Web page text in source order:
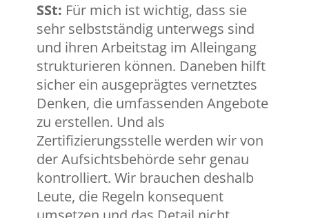
SSt: Für mich ist wichtig, dass sie
sehr selbstständig unterwegs sind
und ihren Arbeitstag im Alleingang
strukturieren können. Daneben hilft
sicher ein ausgeprägtes vernetztes
Denken, die umfassenden Angebote
zu erstellen. Und als
Zertifizierungsstelle werden wir von
der Aufsichtsbehörde sehr genau
kontrolliert. Wir brauchen deshalb
Leute, die Regeln konsequent